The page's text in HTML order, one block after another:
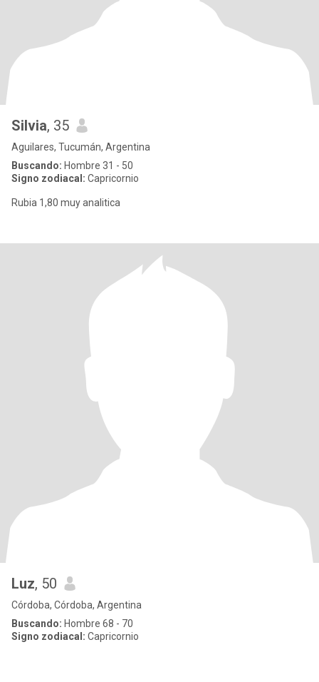
Silvia, 35
Aguilares, Tucumán, Argentina
Buscando: Hombre 31 - 50
Signo zodiacal: Capricornio
Rubia 1,80 muy analitica
Luz, 50
Córdoba, Córdoba, Argentina
Buscando: Hombre 68 - 70
Signo zodiacal: Capricornio